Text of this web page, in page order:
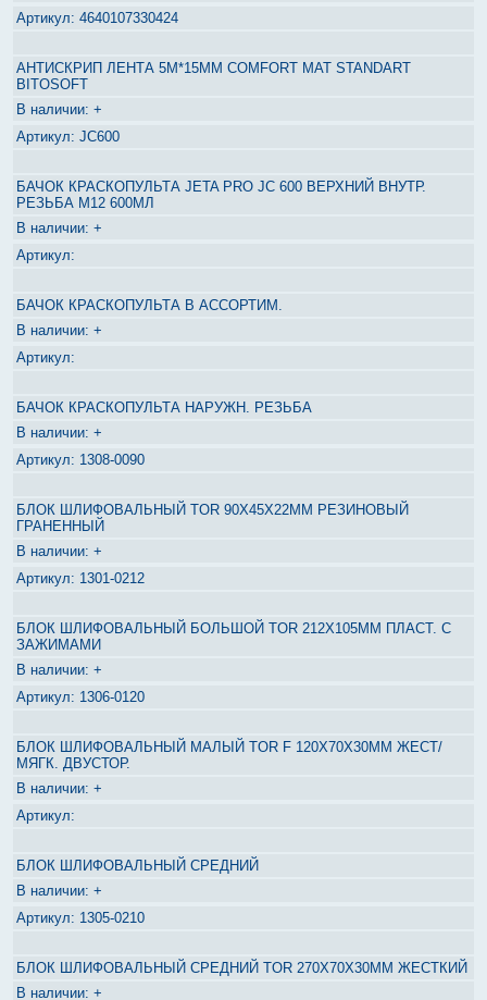
4640107330424
АНТИСКРИП ЛЕНТА 5М*15ММ COMFORT MAT STANDART
BITOSOFT
+
JC600
БАЧОК КРАСКОПУЛЬТА JETA PRO JC 600 ВЕРХНИЙ ВНУТР.
РЕЗЬБА М12 600МЛ
+
БАЧОК КРАСКОПУЛЬТА В АССОРТИМ.
+
БАЧОК КРАСКОПУЛЬТА НАРУЖН. РЕЗЬБА
+
1308-0090
БЛОК ШЛИФОВАЛЬНЫЙ TOR 90Х45Х22ММ РЕЗИНОВЫЙ
ГРАНЕННЫЙ
+
1301-0212
БЛОК ШЛИФОВАЛЬНЫЙ БОЛЬШОЙ TOR 212Х105ММ ПЛАСТ. С
ЗАЖИМАМИ
+
1306-0120
БЛОК ШЛИФОВАЛЬНЫЙ МАЛЫЙ TOR F 120Х70Х30ММ ЖЕСТ/
МЯГК. ДВУСТОР.
+
БЛОК ШЛИФОВАЛЬНЫЙ СРЕДНИЙ
+
1305-0210
БЛОК ШЛИФОВАЛЬНЫЙ СРЕДНИЙ TOR 270Х70Х30ММ ЖЕСТКИЙ
+